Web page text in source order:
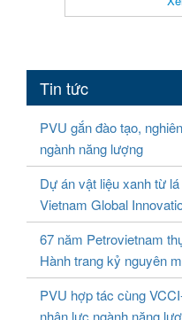
Tin tức
PVU gắn đào tạo,
ngành năng lượng
Dự án vật liệu xanh từ
Vietnam Global
67 năm Petrovietnam
Hành trang kỷ nguyên
PVU hợp tác cùng
nhân lực ngành năng